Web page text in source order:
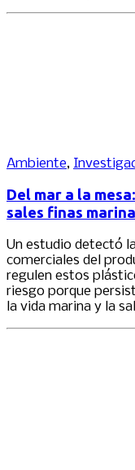
Ambiente,
Del mar a la
sales finas
Un estudio detectó
comerciales del
regulen estos
riesgo porque
la vida marina y la